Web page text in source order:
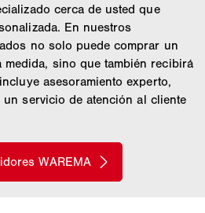
cerca de usted que
En nuestros
no solo puede comprar un
medida, sino que también recibirá
asesoramiento experto,
servicio de atención al cliente